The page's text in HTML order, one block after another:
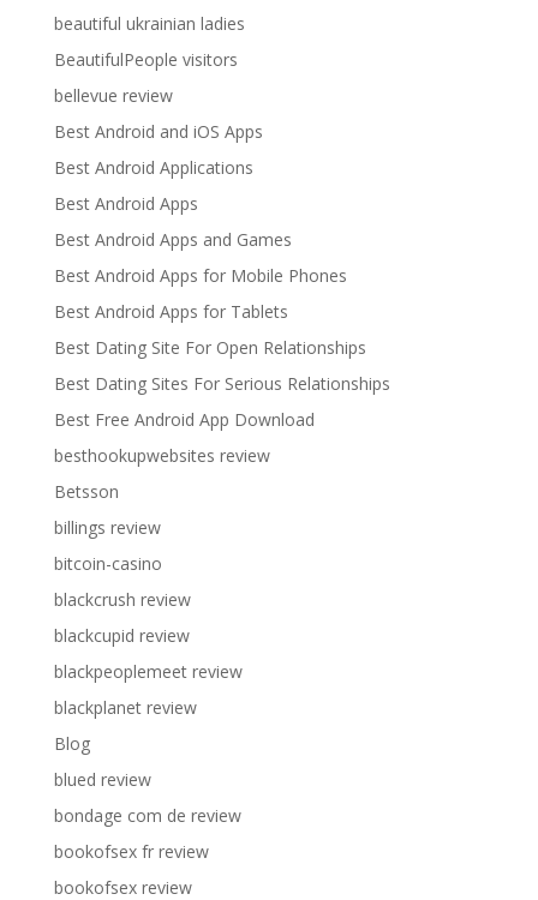
beautiful ukrainian ladies
BeautifulPeople visitors
bellevue review
Best Android and iOS Apps
Best Android Applications
Best Android Apps
Best Android Apps and Games
Best Android Apps for Mobile Phones
Best Android Apps for Tablets
Best Dating Site For Open Relationships
Best Dating Sites For Serious Relationships
Best Free Android App Download
besthookupwebsites review
Betsson
billings review
bitcoin-casino
blackcrush review
blackcupid review
blackpeoplemeet review
blackplanet review
Blog
blued review
bondage com de review
bookofsex fr review
bookofsex review